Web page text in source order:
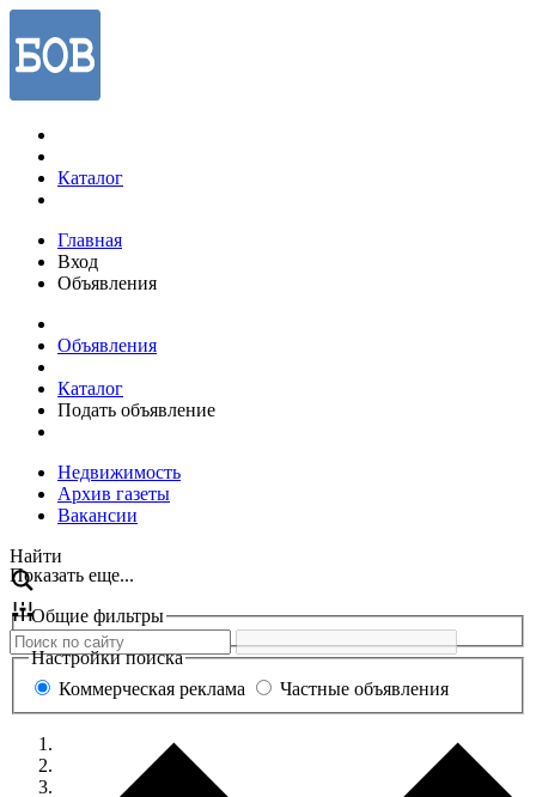
Каталог
Главная
Вход
Объявления
Объявления
Каталог
Подать объявление
Недвижимость
Архив газеты
Вакансии
Перейти
к
содержанию
Найти
Показать еще...
Общие фильтры
Настройки поиска
Коммерческая реклама
Частные объявления